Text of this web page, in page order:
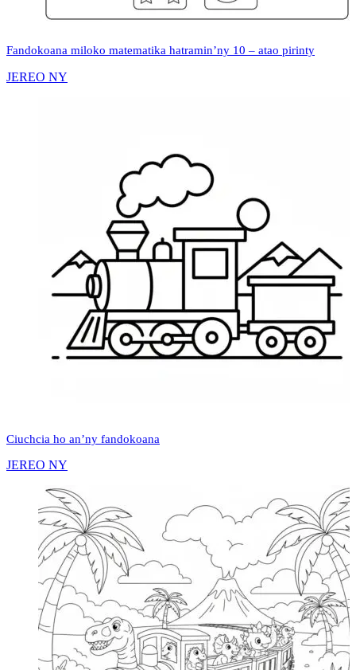
Fandokoana miloko matematika hatramin’ny 10 – atao pirinty
JEREO NY
Ciuchcia ho an’ny fandokoana
JEREO NY